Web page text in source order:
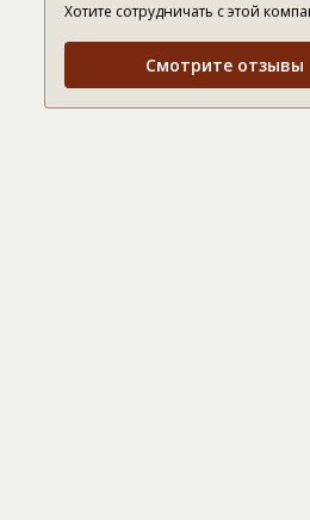
Хотите сотрудничать с этой
Смотрите отзывы